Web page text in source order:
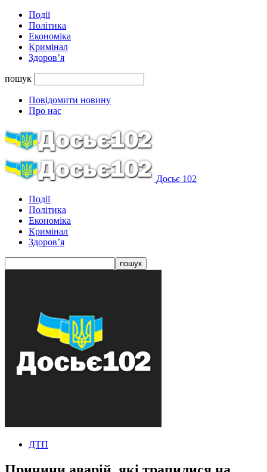
Події
Політика
Економіка
Кримінал
Здоров’я
пошук
Повідомити новину
Про нас
Досьє 102
Події
Політика
Економіка
Кримінал
Здоров’я
ДТП